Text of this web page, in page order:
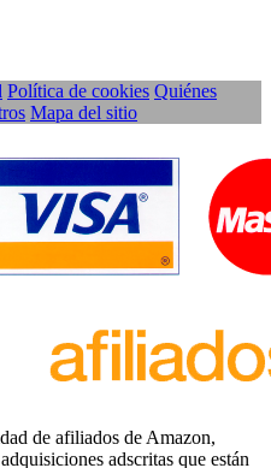
Política de cookies Quiénes
Mapa del sitio
de afiliados de Amazon,
adscritas que están